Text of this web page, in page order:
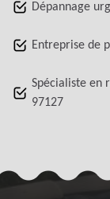
Dépannage
Entreprise de
Spécialiste en
97127